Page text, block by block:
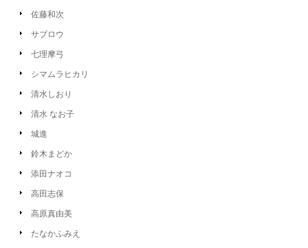
佐藤和次
サブロウ
七理摩弓
シマムラヒカリ
清水しおり
清水 なお子
城進
鈴木まどか
添田ナオコ
高田志保
高原真由美
たなかふみえ